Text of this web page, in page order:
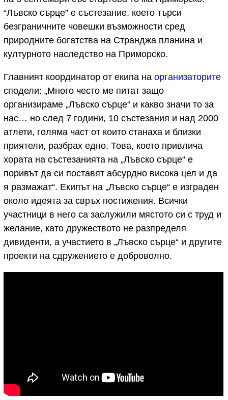
“Лъвско сърце” е състезание, което търси
безграничните човешки възможности сред
природните богатства на Странджа планина и
културното наследство на Приморско.
Главният координатор от екипа на организаторите
сподели: „Много често ме питат защо
организираме „Лъвско сърце“ и какво значи то за
нас… но след 7 години, 10 състезания и над 2000
атлети, голяма част от които станаха и близки
приятели, разбрах едно. Това, което привлича
хората на състезанията на „Лъвско сърце“ е
поривът да си поставят абсурдно висока цел и да
я размажат“. Екипът на „Лъвско сърце“ е изграден
около идеята за свръх постижения. Всички
участници в него са заслужили мястото си с труд и
желание, като дружеството не разпределя
дивиденти, а участието в „Лъвско сърце“ и другите
проекти на сдружението е доброволно.